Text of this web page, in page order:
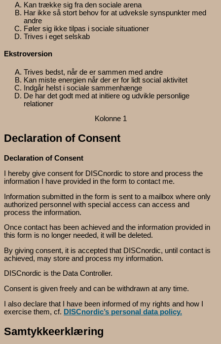
Kan trække sig fra den sociale arena
Har ikke så stort behov for at udveksle synspunkter med
andre
Føler sig ikke tilpas i sociale situationer
Trives i eget selskab
Ekstroversion
Trives bedst, når de er sammen med andre
Kan miste energien når der er for lidt social aktivitet
Indgår helst i sociale sammenhænge
De har det godt med at initiere og udvikle personlige
relationer
Kolonne 1
Declaration of Consent
Declaration of Consent
I hereby give consent for DISCnordic to store and process the
information I have provided in the form to contact me.
Information submitted in the form is sent to a mailbox where only
authorized personnel with special access can access and
process the information.
Once contact has been achieved and the information provided in
this form is no longer needed, it will be deleted.
By giving consent, it is accepted that DISCnordic, until contact is
achieved, may store and process my information.
DISCnordic is the Data Controller.
Consent is given freely and can be withdrawn at any time.
I also declare that I have been informed of my rights and how I
exercise them, cf. DISCnordic’s personal data policy.
Samtykkeerklæring